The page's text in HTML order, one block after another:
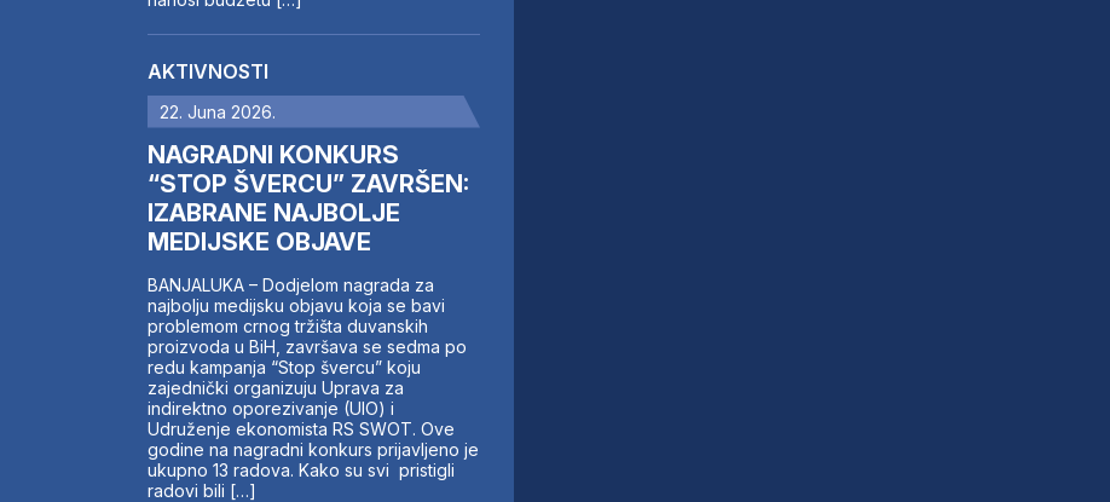
AKTIVNOSTI
22. Juna 2026.
NAGRADNI KONKURS
“STOP ŠVERCU” ZAVRŠEN:
IZABRANE NAJBOLJE
MEDIJSKE OBJAVE
BANJALUKA – Dodjelom nagrada za
najbolju medijsku objavu koja se bavi
problemom crnog tržišta duvanskih
proizvoda u BiH, završava se sedma po
redu kampanja “Stop švercu” koju
zajednički organizuju Uprava za
indirektno oporezivanje (UIO) i
Udruženje ekonomista RS SWOT. Ove
godine na nagradni konkurs prijavljeno je
ukupno 13 radova. Kako su svi pristigli
radovi bili […]